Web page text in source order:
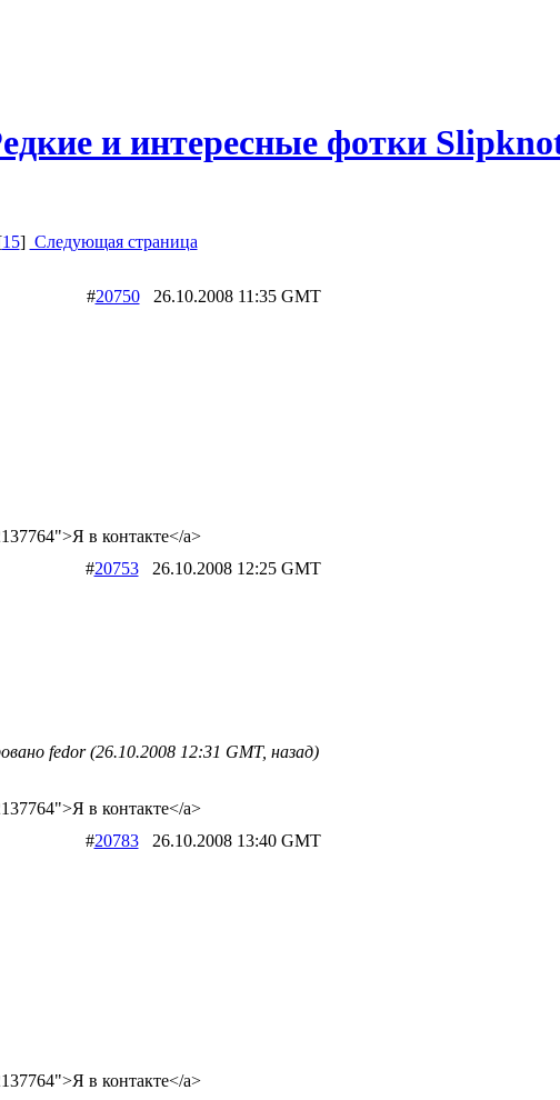
и интересные фотки
15] Следующая страница
#2075026.10.2008 11:35 GMT
в контакте</a>
#2075326.10.2008 12:25 GMT
fedor (26.10.2008 12:31 GMT, назад)
в контакте</a>
#2078326.10.2008 13:40 GMT
в контакте</a>